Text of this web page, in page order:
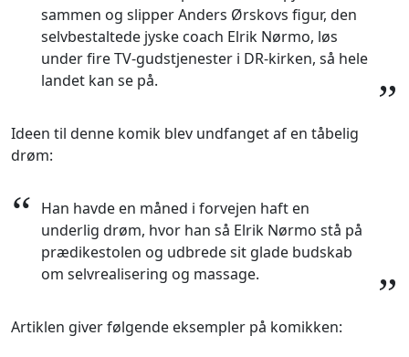
sammen og slipper Anders Ørskovs figur, den
selvbestaltede jyske coach Elrik Nørmo, løs
under fire TV-gudstjenester i DR-kirken, så hele
landet kan se på.
”
Ideen til denne komik blev undfanget af en tåbelig
drøm:
“ Han havde en måned i forvejen haft en
underlig drøm, hvor han så Elrik Nørmo stå på
prædikestolen og udbrede sit glade budskab
om selvrealisering og massage.
”
Artiklen giver følgende eksempler på komikken: